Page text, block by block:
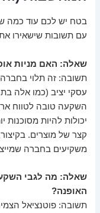
בטח יש לכם עוד כמה
עם תשובות שישאירו
שאלה: האם מניות
תשובה: זה תלוי
עסקי יציב (כמו אלה
השקעה טובה לטווח
יכולות להיות מסוכנות
קצר של מוצרים.
משקיעים בחברה
שאלה: מה לגבי
האופנה?
תשובה: פוטנציאל